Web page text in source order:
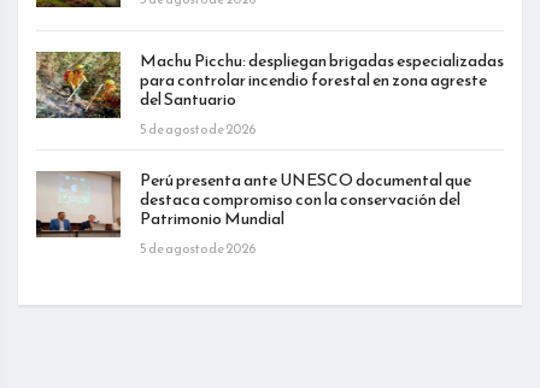
Machu Picchu: despliegan brigadas especializadas
para controlar incendio forestal en zona agreste
del Santuario
5 de agosto de 2026
Perú presenta ante UNESCO documental que
destaca compromiso con la conservación del
Patrimonio Mundial
5 de agosto de 2026